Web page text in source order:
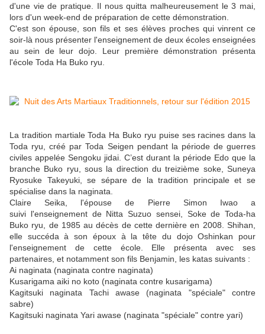
d'une vie de pratique. Il nous quitta malheureusement le 3 mai,
lors d'un week-end de préparation de cette démonstration.
C'est son épouse, son fils et ses élèves proches qui vinrent ce
soir-là nous présenter l'enseignement de deux écoles enseignées
au sein de leur dojo. Leur première démonstration présenta
l'école Toda Ha Buko ryu.
La tradition martiale Toda Ha Buko ryu puise ses racines dans la
Toda ryu ,créé par Toda Seigen pendant la période de guerres
civiles appelée Sengoku jidai. C’est durant la période Edo que la
branche Buko ryu, sous la direction du treizième soke, Suneya
Ryosuke Takeyuki, se sépare de la tradition principale et se
spécialise dans la naginata
Claire Seika, l'épouse de Pierre Simon Iwao a
suivi l'enseignement de Nitta Suzuo sensei, Soke de Toda-ha
Buko ryu
de 1985 au décès de cette dernière en 2008. Shihan,
elle succéda à son époux à la tête du dojo Oshinkan pour
l'enseignement de cette école. Elle présenta avec ses
partenaires, et notamment son fils Benjamin, les katas suivants :
Ai naginata (naginata contre naginata)
Kusarigama aiki no koto (naginata contre kusarigama)
Kagitsuki naginata Tachi awase (naginata "spéciale" contre
sabre)
Kagitsuki naginata Yari awase (naginata "spéciale" contre yari)